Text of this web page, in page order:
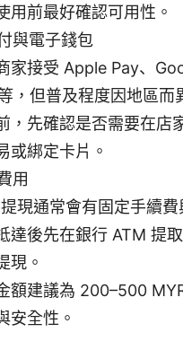
用前最好確認可用性。
與電子錢包
家接受 Apple Pay、
，但普及程度因地區而
，先確認是否需要在店
或綁定卡片。
用
現通常會有固定手續
達後先在銀行 ATM 提
現。
額建議為 200–500
安全性。